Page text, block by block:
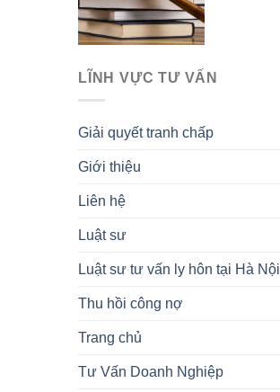
LĨNH VỰC TƯ VẤN
Giải quyết tranh chấp
Giới thiệu
Liên hệ
Luật sư
Luật sư tư vấn ly hôn tại Hà Nội
Thu hồi công nợ
Trang chủ
Tư Vấn Doanh Nghiệp